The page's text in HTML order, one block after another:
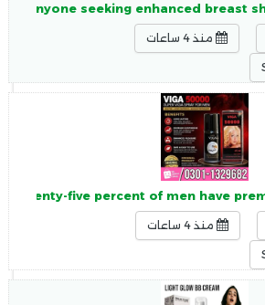
anyone seeking enhanced breast
منذ 4 ساعات
Seventy-five percent of men have
منذ 4 ساعات